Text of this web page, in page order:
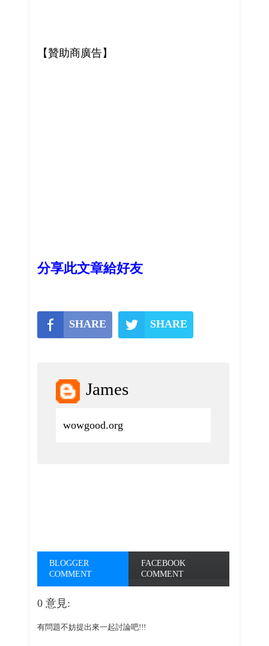
【贊助商廣告】
分享此文章給好友
SHARE SHARE
James
wowgood.org
BLOGGER
COMMENT
FACEBOOK
COMMENT
0 意見:
有問題不妨提出來一起討論吧!!!